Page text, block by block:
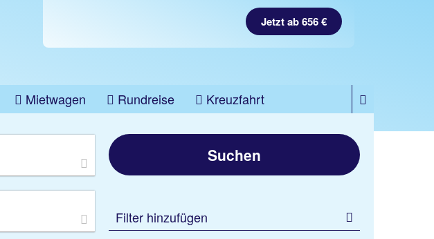
Jetzt ab 656 €
Mietwagen Rundreise
Kreuzfahrt
Suchen
Filter hinzufügen